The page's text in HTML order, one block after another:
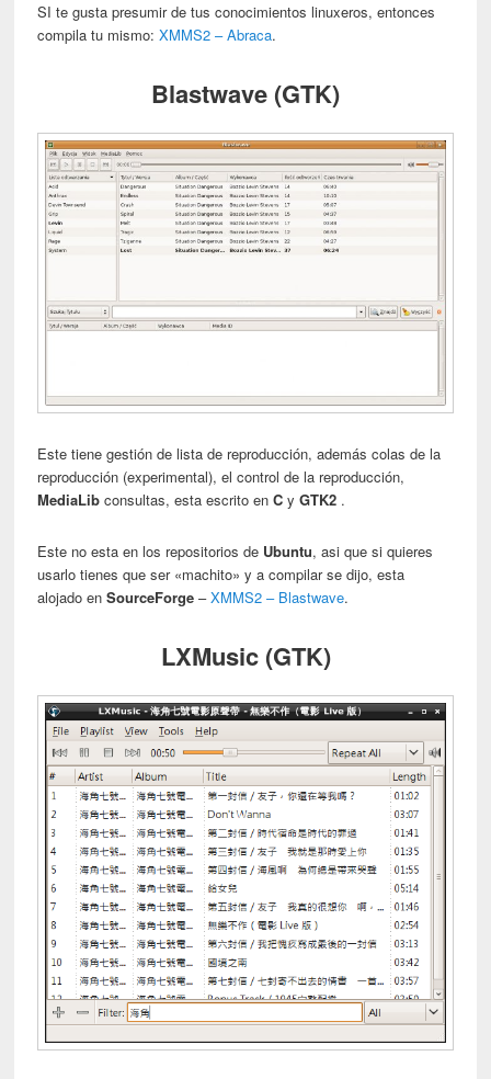
SI te gusta presumir de tus conocimientos linuxeros, entonces
compila tu mismo:XMMS2 – Abraca.
Blastwave (GTK)
Este tiene gestión de lista de reproducción, además colas de la
reproducción (experimental), el control de la reproducción,
MediaLib consultas, esta escrito enC yGTK2 .
Este no esta en los repositorios de Ubuntu, asi que si quieres
usarlo tienes que ser «machito» y a compilar se dijo, esta
alojado enSourceForge –XMMS2 – Blastwave.
LXMusic (GTK)